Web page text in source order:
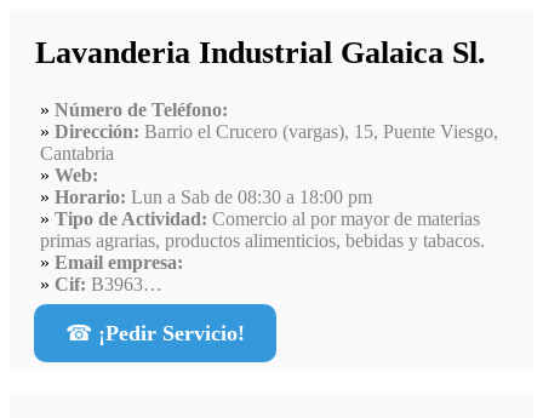
Lavanderia Industrial Galaica Sl.
Número de Teléfono:
Dirección: Barrio el Crucero (vargas), 15, Puente Viesgo,
Cantabria
Web:
Horario: Lun a Sab de 08:30 a 18:00 pm
Tipo de Actividad: Comercio al por mayor de materias
primas agrarias, productos alimenticios, bebidas y tabacos.
Email empresa:
Cif: B3963…
☎ ¡Pedir Servicio!